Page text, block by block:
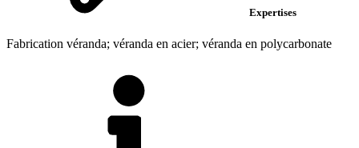
Expertises
Fabrication véranda; véranda en acier; véranda en polycarbonate